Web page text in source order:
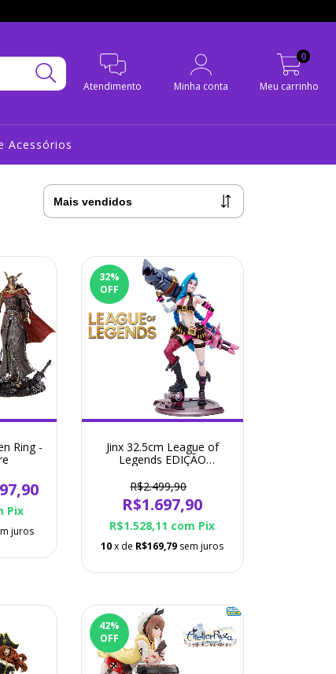
Atendimento Minha conta Meu carrinho
0
Acessórios
Ring -
Pix
juros
32%
OFF
Jinx 32.5cm League of
Legends EDIÇÃO
Riot - Action Figure
R$2.499,90
R$1.697,90
R$1.528,11 com Pix
10x de R$169,79 sem juros
42%
OFF